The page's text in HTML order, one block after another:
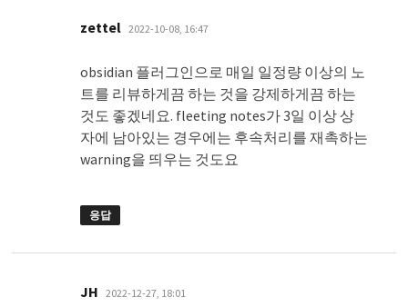
zettel 댓
글:
2022-10-08, 16:47
obsidian 플러그인으로 매일 일정량 이상의 노
트를 리뷰하게끔 하는 것을 강제하게끔 하는
것도 좋겠네요. fleeting notes가 3일 이상 상
자에 남아있는 경우에는 후속처리를 재촉하는
warning을 띄우는 것도요
응답
JH 댓
글:
2022-12-27, 18:01